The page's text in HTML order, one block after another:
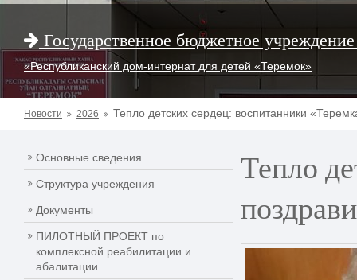
Государственное бюджетное
«Республиканский дом-интернат для детей «Теремок»
Новости 2026 Тепло детских сердец: воспитанники
Основные сведения
Структура учреждения
Документы
ПИЛОТНЫЙ ПРОЕКТ по
комплексной реабилитации и
абалитации
Тепло